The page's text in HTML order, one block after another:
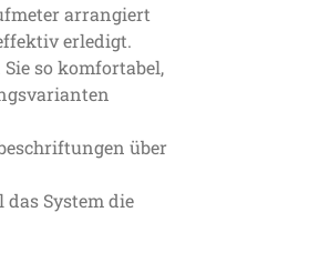
arrangiert
erledigt.
so komfortabel,
über
System die